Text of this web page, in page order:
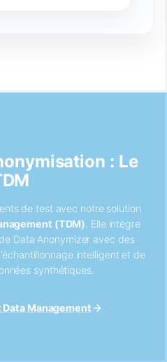
: Le
de test avec notre solution
(TDM) . Elle intègre
Data Anonymizer avec des
intelligent et de
synthétiques.
Management